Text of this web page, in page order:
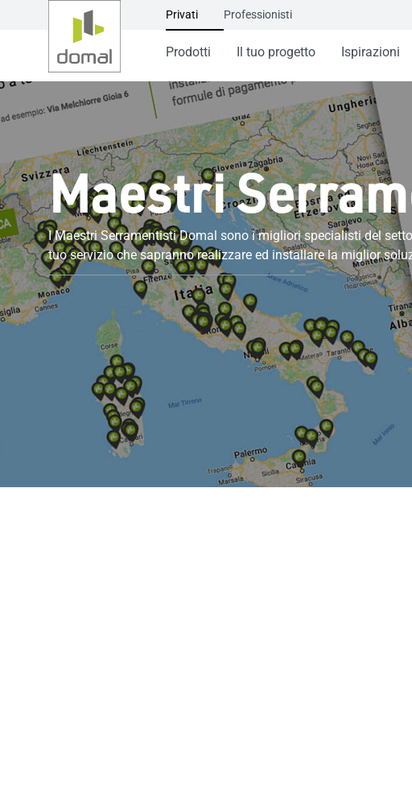
Privati Professionisti
Prodotti Il tuo progetto Ispirazioni
Maestri
I Maestri Serramentisti Domal sono i migliori specialisti del
tuo servizio che sapranno realizzare ed installare la miglior